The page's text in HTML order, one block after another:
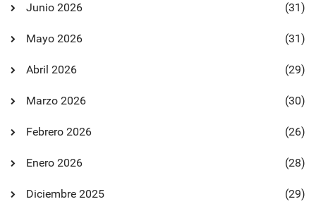
Junio 2026 (31)
Mayo 2026 (31)
Abril 2026 (29)
Marzo 2026 (30)
Febrero 2026 (26)
Enero 2026 (28)
Diciembre 2025 (29)